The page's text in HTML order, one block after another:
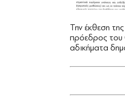
Την έκθεση
πρόεδρος του
αδικήματα